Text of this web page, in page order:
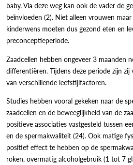
baby. Via deze weg kan ook de vader de
beïnvloeden (2). Niet alleen vrouwen
kinderwens moeten dus gezond eten en
preconceptieperiode.
Zaadcellen hebben ongeveer 3 maanden
differentiëren. Tijdens deze periode zijn
van verschillende leefstijlfactoren.
Studies hebben vooral gekeken naar de
zaadcellen en de beweeglijkheid van de
positieve associaties vastgesteld tussen
en de spermakwaliteit (24). Ook matige
positief effect te hebben op de
roken, overmatig alcoholgebruik (1 tot 7